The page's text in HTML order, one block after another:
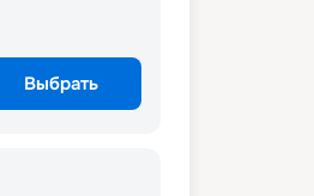
Выбрать